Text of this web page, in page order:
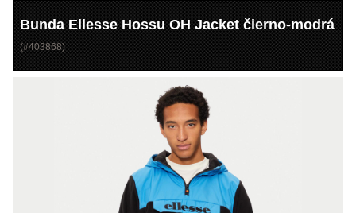
Bunda Ellesse Hossu OH Jacket čierno-modrá
(#403868)